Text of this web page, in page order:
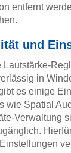
entfernt
und
Lautstärke-
in
es einige
wie Spatial
Verwaltung